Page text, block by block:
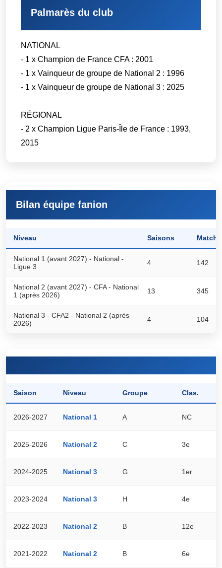
Palmarès du club
NATIONAL
- 1 x Champion de France CFA : 2001
- 1 x Vainqueur de groupe de National 2 : 1996
- 1 x Vainqueur de groupe de National 3 : 2025
RÉGIONAL
- 2 x Champion Ligue Paris-Île de France : 1993,
2015
Bilan équipe fanion
Niveau Saisons Matchs
National 1 (avant 2027) - National -
Ligue 3
4 142
National 2 (avant 2027) - CFA - National
1 (après 2026)
13 345
National 3 - CFA2 - National 2 (après
2026)
4 104
Saison Niveau Groupe Clas.
2026-2027 National 1 A NC
2025-2026 National 2 C 3e
2024-2025 National 3 G 1er
2023-2024 National 3 H 4e
2022-2023 National 2 B 12e
2021-2022 National 2 B 6e